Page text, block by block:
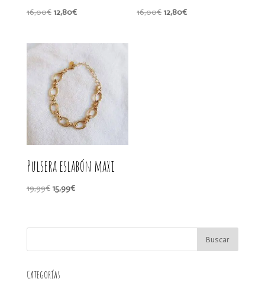
16,00€El
16,00€.
12,80€El
12,80€.
16,00€El
12,80€El
Pulsera eslabón maxi
19,99€El
era:
15,99€El
es:
Categorías